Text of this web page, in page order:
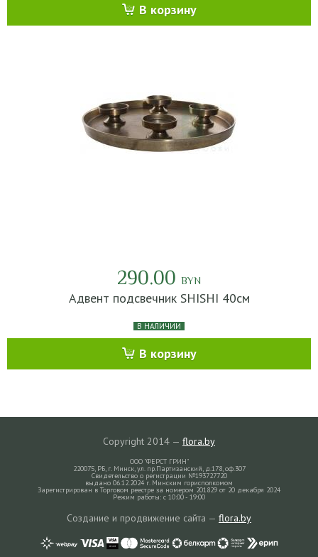
В корзину
290.00 BYN
Адвент подсвечник SHISHI 40см
В НАЛИЧИИ
В корзину
Copyright 2014 — flora.by
ООО "ФЕРСТ ГРИН"
220075, РБ, г. Минск, ул. пр.Партизанский, д.178, оф.307
Свидетельство о регистрации №193727720
выдано 06.12.2024 г. Минским горисполкомом
Зарегистрирован в Торговом реестре за номером 201829 от 20 декабря 2024
Режим работы: с 10:00 - 19:00
Создание и продвижение сайта — flora.by